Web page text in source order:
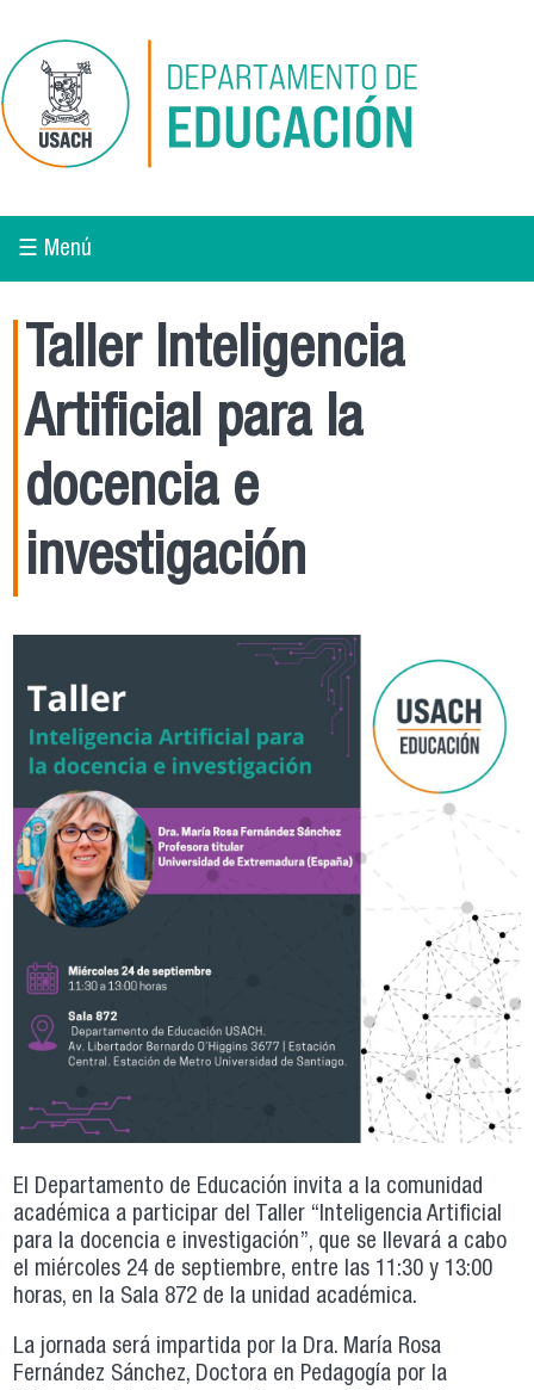
☰ Menú
Taller Inteligencia
Artificial para la
docencia e
investigación
El Departamento de Educación invita a la comunidad
académica a participar del Taller “Inteligencia Artificial
para la docencia e investigación”, que se llevará a cabo
el miércoles 24 de septiembre, entre las 11:30 y 13:00
horas, en la Sala 872 de la unidad académica.
La jornada será impartida por la Dra. María Rosa
Fernández Sánchez, Doctora en Pedagogía por la